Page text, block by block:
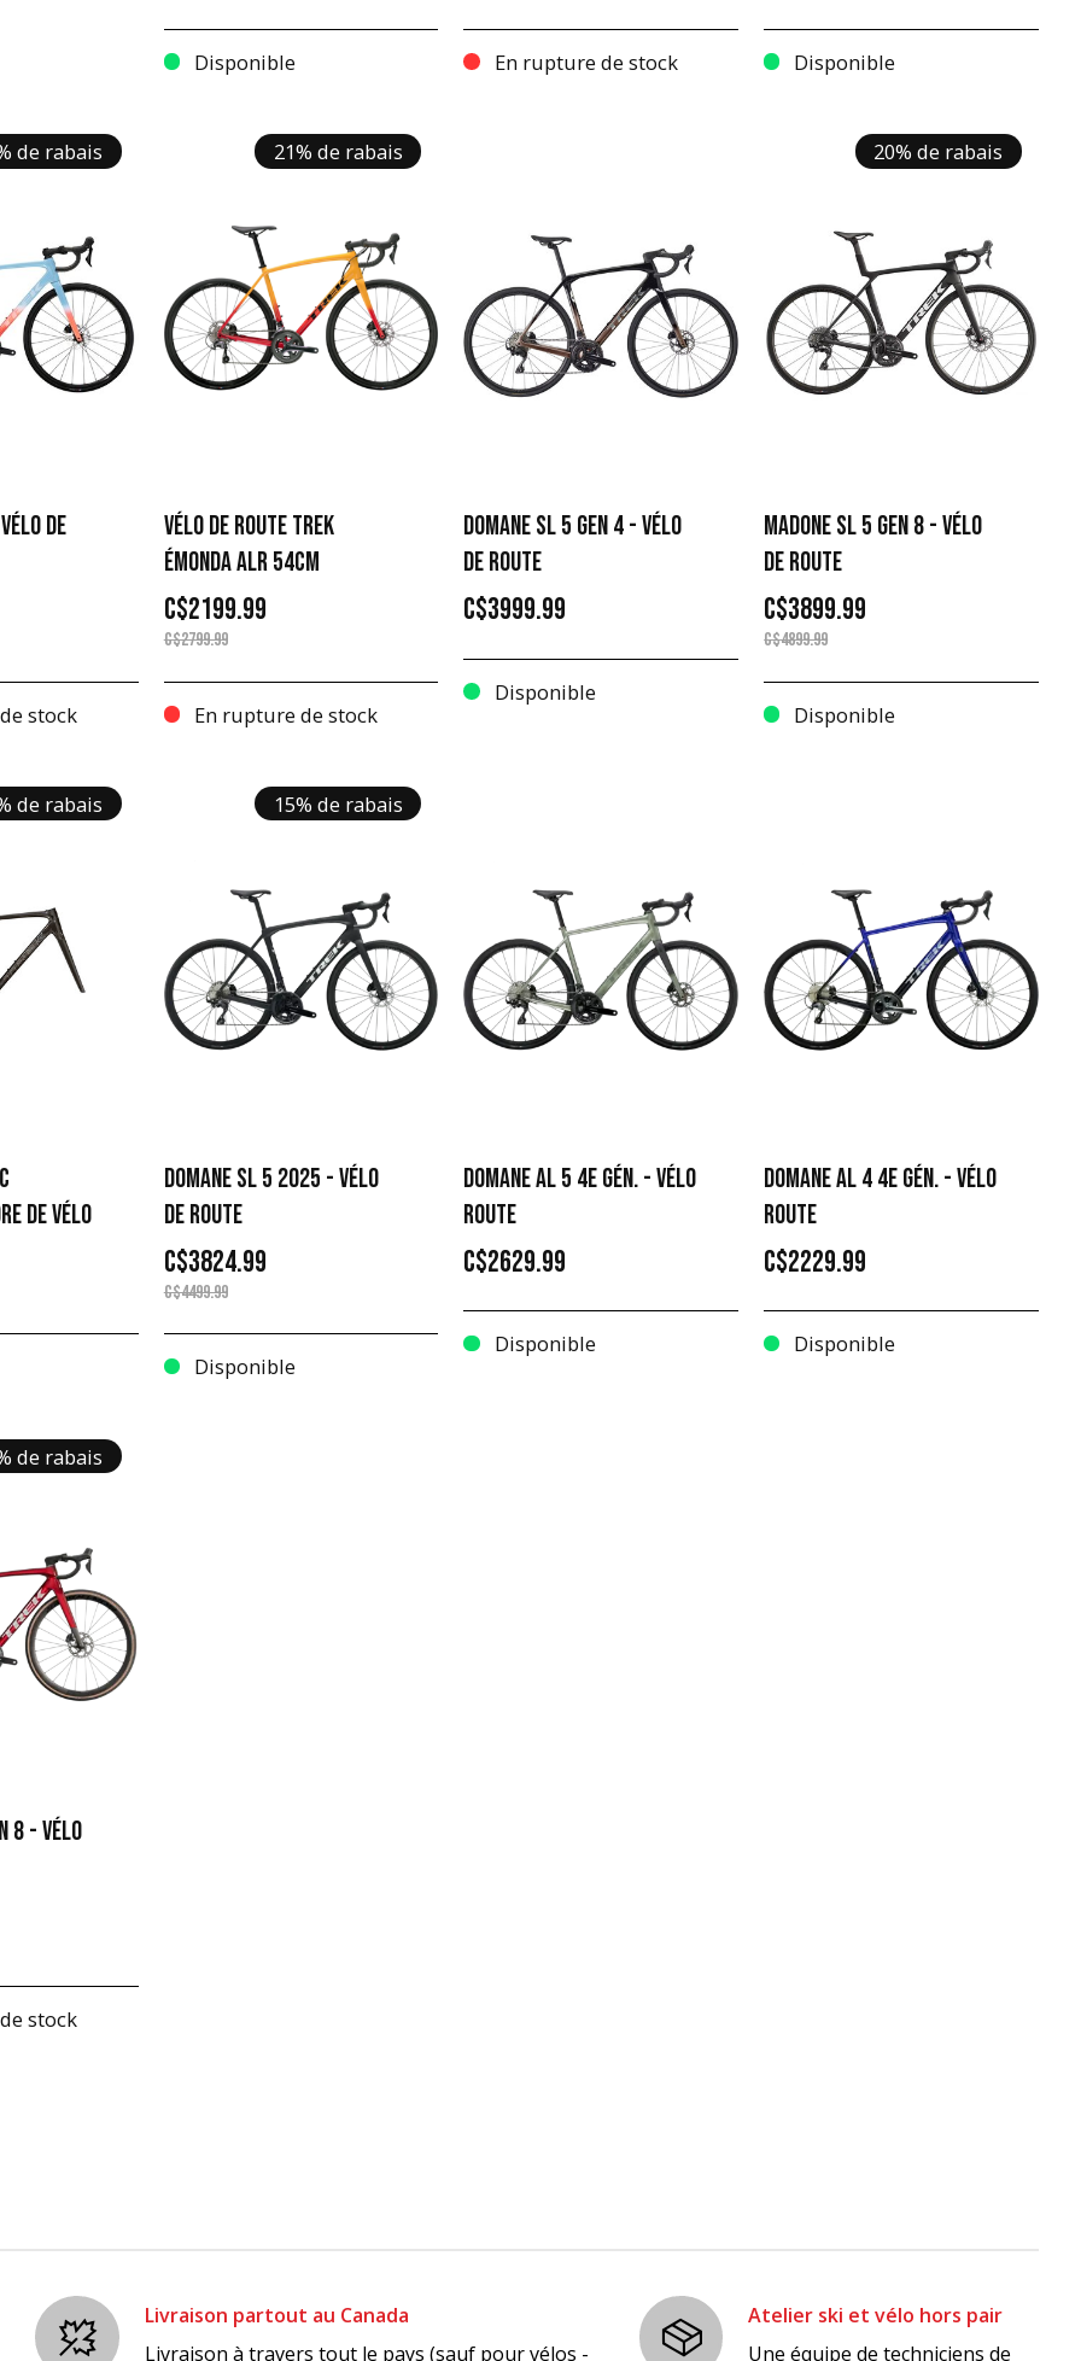
Disponible En rupture de stock Disponible
de rabais
DE
stock
21% de rabais
VÉLO DE ROUTE TREK
ÉMONDA ALR 54CM
C$2199.99
C$2799.99
En rupture de stock
DOMANE SL 5 GEN 4 - VÉLO
DE ROUTE
C$3999.99
Disponible
20% de rabais
MADONE SL 5 GEN 8 - VÉLO
DE ROUTE
C$3899.99
C$4899.99
Disponible
de rabais
DE VÉLO
15% de rabais
DOMANE SL 5 2025 - VÉLO
DE ROUTE
C$3824.99
C$4499.99
Disponible
DOMANE AL 5 4E GÉN. - VÉLO
ROUTE
C$2629.99
Disponible
DOMANE AL 4 4E GÉN. - VÉLO
ROUTE
C$2229.99
Disponible
de rabais
8 - VÉLO
stock
Livraison partout au Canada
Livraison à travers tout le pays (sauf pour vélos -
Atelier ski et vélo hors pair
Une équipe de techniciens de